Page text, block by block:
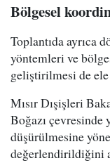
Bölgesel
Toplantıda ayrıca
yöntemleri ve
geliştirilmesi de ele
Mısır Dışişleri
Boğazı çevresinde
düşürülmesine
değerlendirildiğini